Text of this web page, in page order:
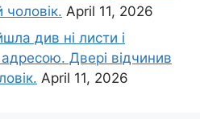
April 11, 2026
див ні листи і
Двері відчинив
April 11, 2026